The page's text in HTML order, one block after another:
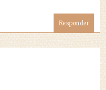
Responder